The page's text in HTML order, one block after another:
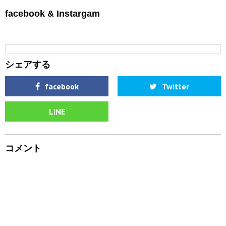
facebook & Instargam
シェアする
facebook Twitter
LINE
コメント